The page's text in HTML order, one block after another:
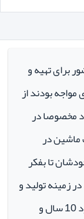
برای تهیه و
بودند از
مخصوصا در
ماشین در
تا بفکر
زمینه تولید و
فروش لوازم جانبی و اسپرت خودرو در حدود 10 سال و